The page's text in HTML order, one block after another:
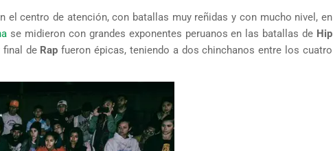
el centro de atención, con batallas muy reñidas y con mucho nivel, en
se midieron con grandes exponentes peruanos en las batallas de Hip
final de Rap fueron épicas, teniendo a dos chinchanos entre los cuatro